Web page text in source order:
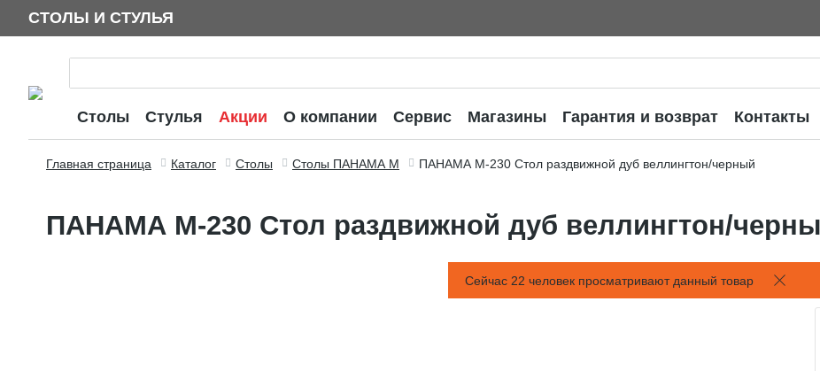
СТОЛЫ И СТУЛЬЯ
Столы Стулья Акции О компании Сервис Магазины Гарантия и возврат Контакты
Главная страница Каталог Столы Столы ПАНАМА М ПАНАМА М-230 Стол раздвижной дуб веллингтон/черный
ПАНАМА М-230 Стол раздвижной дуб веллингтон/
Сейчас 22 человек просматривают данный товар